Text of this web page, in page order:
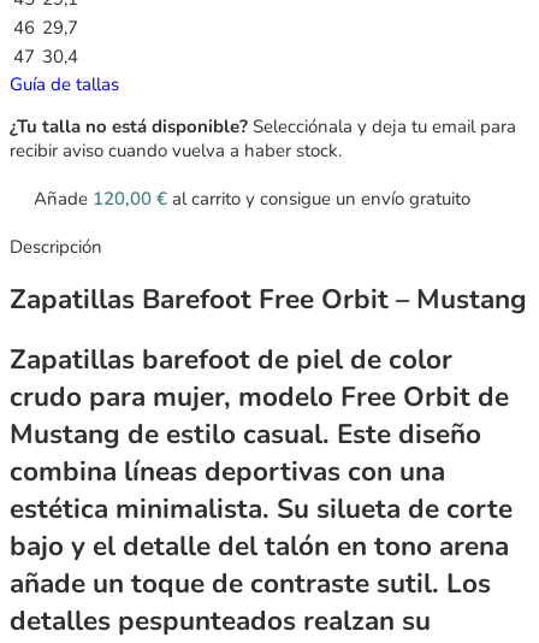
46 29,7
47 30,4
Guía de tallas
¿Tu talla no está disponible? Selecciónala y deja tu email para
recibir aviso cuando vuelva a haber stock.
Añade 120,00 € al carrito y consigue un envío gratuito
Descripción
Zapatillas Barefoot Free Orbit – Mustang
Zapatillas barefoot de piel de color
crudo para mujer, modelo Free Orbit de
Mustang de estilo casual. Este diseño
combina líneas deportivas con una
estética minimalista. Su silueta de corte
bajo y el detalle del talón en tono arena
añade un toque de contraste sutil. Los
detalles pespunteados realzan su